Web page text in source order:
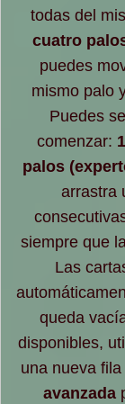
todas del
cuatro
puedes
mismo palo
Puedes
comenzar:
palos
arrastra
siempre que
Las
queda
disponibles,
una nueva
avanzada